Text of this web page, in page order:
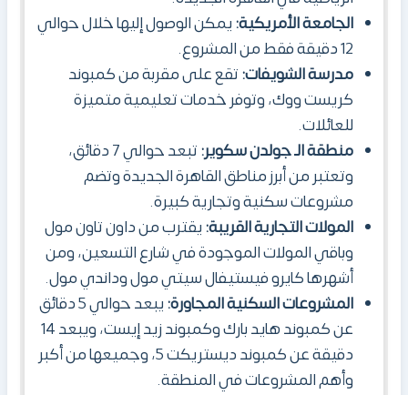
الجامعة الأمريكية:يمكن الوصول إليها خلال حوالي
12 دقيقة فقط من المشروع.
مدرسة الشويفات:تقع على مقربة من كمبوند
كريست ووك، وتوفر خدمات تعليمية متميزة
للعائلات.
منطقة الـ جولدن سكوير:
تبعد حوالي 7 دقائق،
وتعتبر من أبرز مناطق القاهرة الجديدة وتضم
مشروعات سكنية وتجارية كبيرة.
المولات التجارية القريبة:يقترب من داون تاون مول
وباقي المولات الموجودة في شارع التسعين، ومن
أشهرها كايرو فيستيفال سيتي مول وداندي مول.
المشروعات السكنية المجاورة:
يبعد حوالي 5 دقائق
عن كمبوند هايد بارك وكمبوند زيد إيست، ويبعد 14
دقيقة عن كمبوند ديستريكت 5، وجميعها من أكبر
وأهم المشروعات في المنطقة.